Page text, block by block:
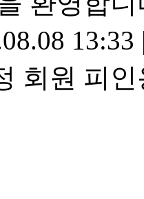
13:33
회원 피